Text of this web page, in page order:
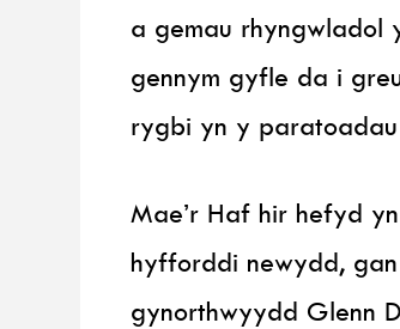
a gemau rhyngwladol
gennym gyfle da i
rygbi yn y paratoadau
Mae’r Haf hir hefyd
hyfforddi newydd,
gynorthwyydd Glenn